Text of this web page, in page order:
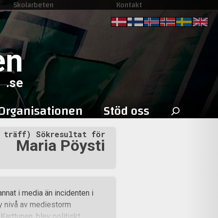
Skolarbeten Kontakt
.se
Stöd oss Sök
efter:
träff) Sökresultat för
Maria Pöysti
i media än incidenten i
nivå av mediestorm